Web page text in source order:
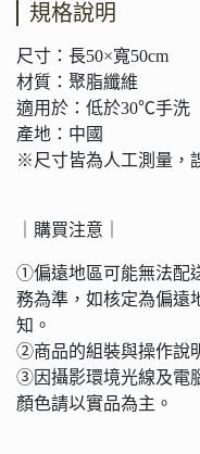
規格說明
尺寸：長50×寬50cm
材質：聚脂纖維
適用於：低於30℃手洗
產地：中國
※尺寸皆為人工測量，
｜購買注意｜
①偏遠地區可能無法配
務為準，如核定為偏遠
知。
②商品的組裝與操作說
③因攝影環境光線及電
顏色請以實品為主。